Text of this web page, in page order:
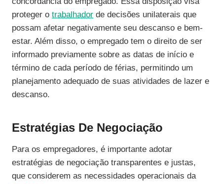
proteger o trabalhador de decisões unilaterais que
possam afetar negativamente seu descanso e bem-
estar. Além disso, o empregado tem o direito de ser
informado previamente sobre as datas de início e
término de cada período de férias, permitindo um
planejamento adequado de suas atividades de lazer e
descanso.
Estratégias De Negociação
Para os empregadores, é importante adotar
estratégias de negociação transparentes e justas,
que considerem as necessidades operacionais da